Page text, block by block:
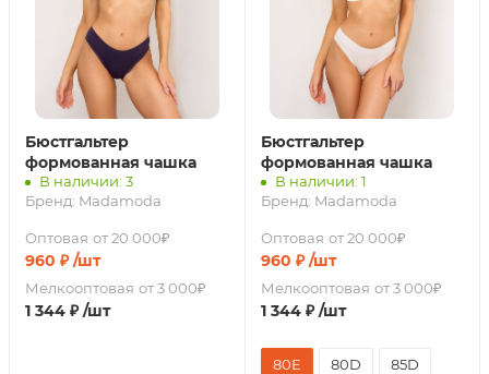
Бюстгальтер
формованная чашка
В наличии: 3
Бренд: Madamoda
Оптовая от 20 000₽
960 ₽ /шт
Мелкооптовая от 3 000₽
1 344 ₽ /шт
Бюстгальтер
формованная чашка
В наличии: 1
Бренд: Madamoda
Оптовая от 20 000₽
960 ₽ /шт
Мелкооптовая от 3 000₽
1 344₽ /шт
80E 80D 85D